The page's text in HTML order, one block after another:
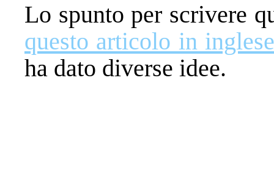
Lo spunto per scrivere
questo articolo in inglese
ha dato diverse idee.